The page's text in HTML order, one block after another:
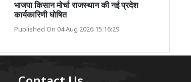
भाजपा किसान मोर्चा राजस्थान की नई प्रदेश
कार्यकारिणी घोषित
Published On 04 Aug 2026 15:16:29